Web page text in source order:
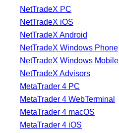
NetTradeX PC
NetTradeX iOS
NetTradeX Android
NetTradeX Windows Phone
NetTradeX Windows Mobile
NetTradeX Advisors
MetaTrader 4 PC
MetaTrader 4 WebTerminal
MetaTrader 4 macOS
MetaTrader 4 iOS